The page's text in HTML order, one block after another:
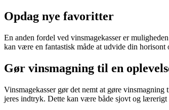
Opdag nye favoritter
En anden fordel ved vinsmagekasser er
kan være en fantastisk måde at udvide din
Gør vinsmagning til en
Vinsmagekasser gør det nemt at gøre
jeres indtryk. Dette kan være både sjovt og